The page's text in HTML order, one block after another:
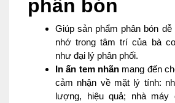
phân bón
Giúp sản phẩm phân bón dễ
nhớ trong tâm trí của bà
như đại lý phân phối.
In ấn tem nhãn mang đến
cảm nhận về mặt lý tính:
lượng, hiệu quả; nhà